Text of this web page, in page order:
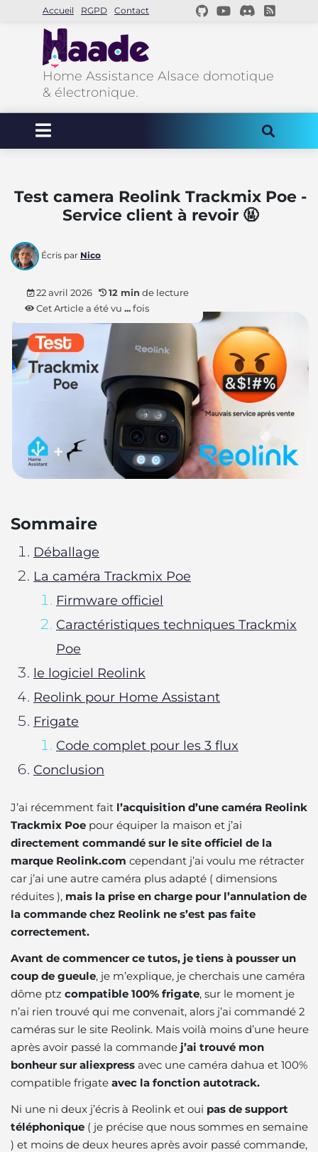
Accueil RGPD Contact
Home Assistance Alsace domotique
& électronique.
Test camera Reolink Trackmix Poe -
Service client à revoir 🤬
Écris par Nico
22 avril 2026 12 min de lecture
Cet Article a été vu ...fois
Sommaire
Déballage
La caméra Trackmix Poe
Firmware officiel
Caractéristiques techniques Trackmix
Poe
le logiciel Reolink
Reolink pour Home Assistant
Frigate
Code complet pour les 3 flux
Conclusion
J’ai récemment fait l’acquisition d’une caméra Reolink
Trackmix Poe pour équiper la maison et j’ai
directement commandé sur le site officiel de la
marque Reolink.com cependant j’ai voulu me rétracter
car j’ai une autre caméra plus adapté ( dimensions
réduites ), mais la prise en charge pour l’annulation de
la commande chez Reolink ne s’est pas faite
correctement.
Avant de commencer ce tutos, je tiens à pousser un
coup de gueule, je m’explique, je cherchais une caméra
dôme ptz compatible 100% frigate, sur le moment je
n’ai rien trouvé qui me convenait, alors j’ai commandé 2
caméras sur le site Reolink. Mais voilà moins d’une heure
après avoir passé la commande j’ai trouvé mon
bonheur sur aliexpress avec une caméra dahua et 100%
compatible frigate avec la fonction autotrack.
Ni une ni deux j’écris à Reolink et oui pas de support
téléphonique ( je précise que nous sommes en semaine
) et moins de deux heures après avoir passé commande,